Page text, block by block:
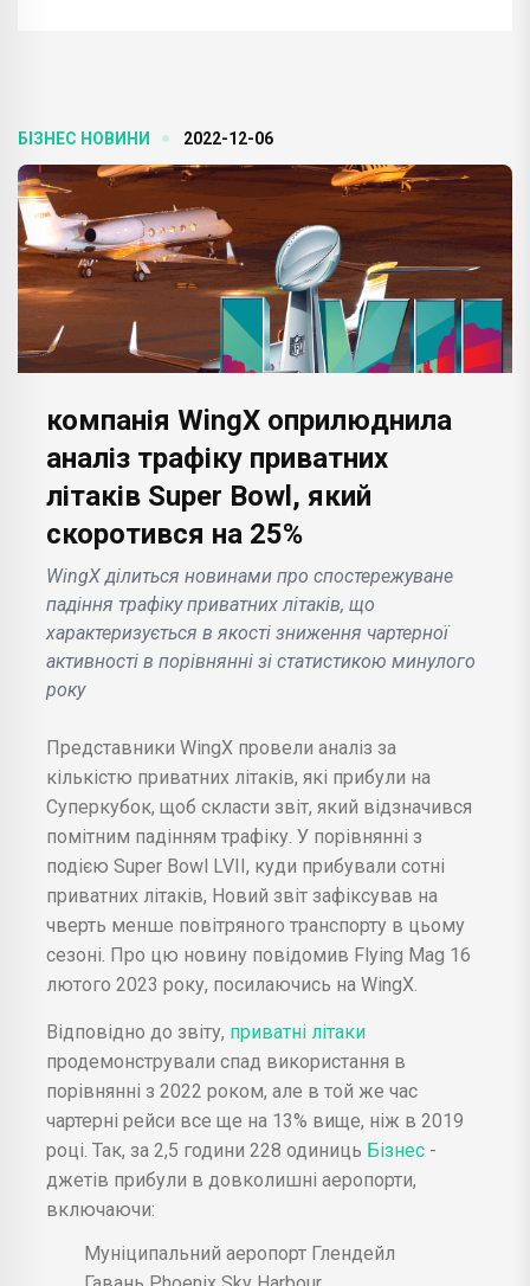
БІЗНЕС НОВИНИ 2022-12-06
компанія WingX оприлюднила
аналіз трафіку приватних
літаків Super Bowl, який
скоротився на 25%
WingX ділиться новинами про спостережуване
падіння трафіку приватних літаків, що
характеризується в якості зниження чартерної
активності в порівнянні зі статистикою минулого
року
Представники WingX провели аналіз за
кількістю приватних літаків, які прибули на
Суперкубок, щоб скласти звіт, який відзначився
помітним падінням трафіку. У порівнянні з
подією Super Bowl LVII, куди прибували сотні
приватних літаків, Новий звіт зафіксував на
чверть менше повітряного транспорту в цьому
сезоні. Про цю новину повідомив Flying Mag 16
лютого 2023 року, посилаючись на WingX.
Відповідно до звіту, приватні літаки
продемонстрували спад використання в
порівнянні з 2022 роком, але в той же час
чартерні рейси все ще на 13% вище, ніж в 2019
році. Так, за 2,5 години 228 одиниць Бізнес -
джетів прибули в довколишні аеропорти,
включаючи:
Муніципальний аеропорт Глендейл